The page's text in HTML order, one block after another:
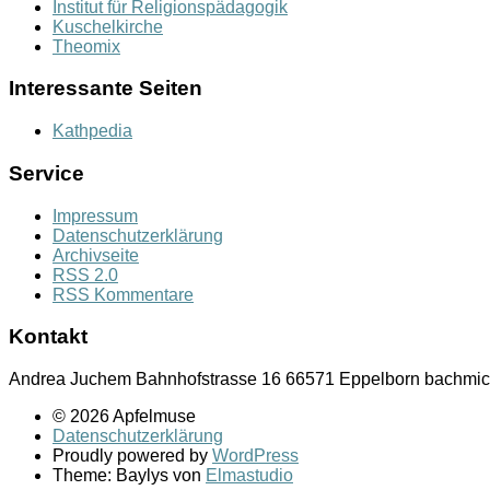
Institut für Religionspädagogik
Kuschelkirche
Theomix
Interessante Seiten
Kathpedia
Service
Impressum
Datenschutzerklärung
Archivseite
RSS 2.0
RSS Kommentare
Kontakt
Andrea Juchem Bahnhofstrasse 16 66571 Eppelborn
© 2026 Apfelmuse
Datenschutzerklärung
Proudly powered by WordPress
Theme: Baylys von Elmastudio